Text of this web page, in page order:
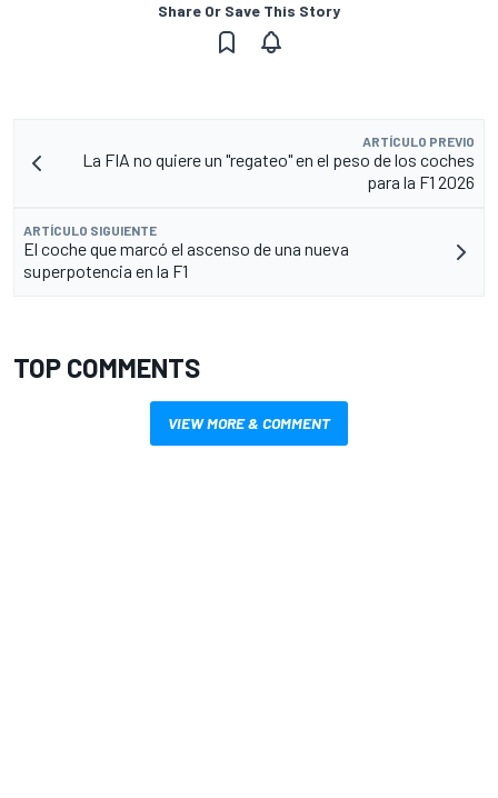
Share Or Save This Story
ARTÍCULO PREVIO
La FIA no quiere un "regateo" en el peso de los coches
para la F1 2026
ARTÍCULO SIGUIENTE
El coche que marcó el ascenso de una nueva
superpotencia en la F1
TOP COMMENTS
VIEW MORE & COMMENT